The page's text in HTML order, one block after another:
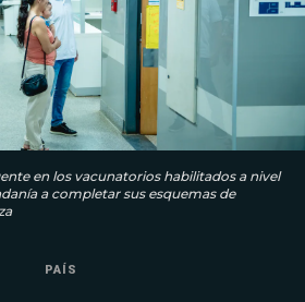
en los vacunatorios habilitados a nivel
a completar sus esquemas de
PAÍS